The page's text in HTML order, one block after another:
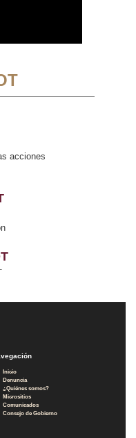
acciones
Inicio
Denuncia
¿Quiénes somos?
Micrositios
Comunicados
Consejo de Gobierno